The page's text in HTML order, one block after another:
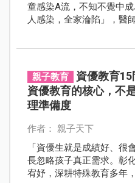
童感染A流，不知不覺中
人感染，全家淪陷」，醫
親子教育
資優教育15
資優教育的核心，不
理準備度
作者： 親子天下
「資優生就是成績好、很
長忽略孩子真正需求。彰
宥妤，深耕特殊教育多年